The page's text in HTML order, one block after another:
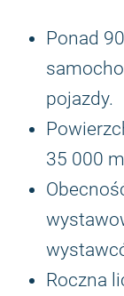
Ponad
pojazdy.
35 000
Roczna